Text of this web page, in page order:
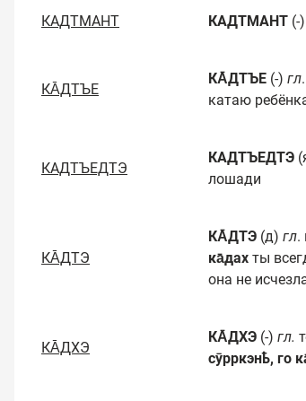
КАДТМАНТ КАДТМАНТ (-)
КА̄ДТЪЕ
КА̄ДТЪЕ (-) гл
катаю
КАДТЪЕДТЭ
КАДТЪЕДТЭ
лошади
КА̄ДТЭ
КА̄ДТЭ (д) гл.
ка̄дах ты
она не
КА̄ДХЭ
КА̄ДХЭ (-) гл.
сӯрркэнҍ, го